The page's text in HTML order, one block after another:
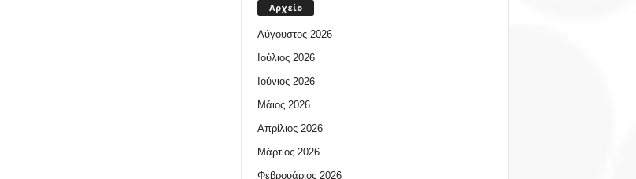
Αρχείο
Αύγουστος 2026
Ιούλιος 2026
Ιούνιος 2026
Μάιος 2026
Απρίλιος 2026
Μάρτιος 2026
Φεβρουάριος 2026